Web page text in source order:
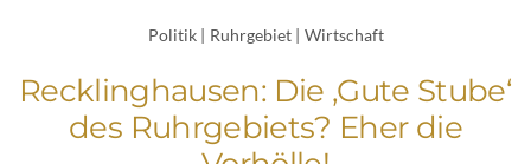
Politik | Ruhrgebiet | Wirtschaft
Recklinghausen: Die ‚Gute Stube‘
des Ruhrgebiets? Eher die